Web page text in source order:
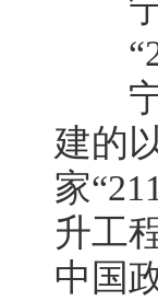
宁
宁
建的
家
升工
中国